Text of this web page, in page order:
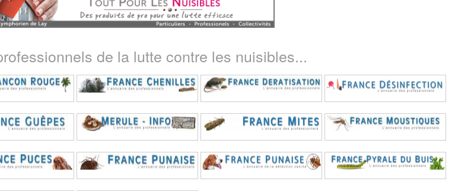
de la lutte contre les nuisibles...